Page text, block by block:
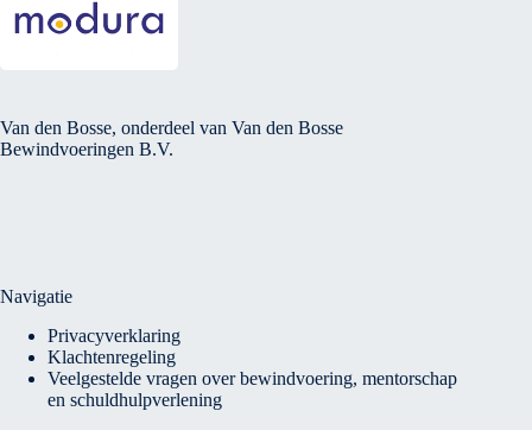
Van den Bosse, onderdeel van Van den Bosse
Bewindvoeringen B.V.
Navigatie
Privacyverklaring
Klachtenregeling
Veelgestelde vragen over bewindvoering, mentorschap
en schuldhulpverlening